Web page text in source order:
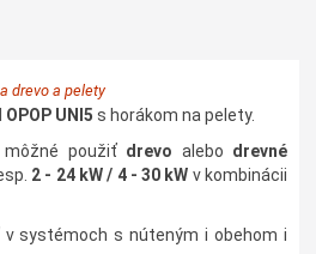
drevo a pelety
OPOP UNI5 s horákom na pelety.
použiť drevo alebo drevné
2 - 24 kW / 4 - 30 kW v kombinácii
v systémoch s núteným i obehom i